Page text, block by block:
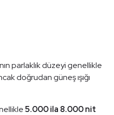
parlaklık düzeyi genellikle
doğrudan güneş ışığı
5.000 ila 8.000 nit